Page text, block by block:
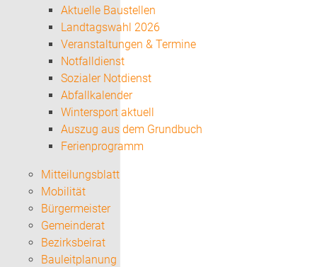
Aktuelle Baustellen
Landtagswahl 2026
Veranstaltungen & Termine
Notfalldienst
Sozialer Notdienst
Abfallkalender
Wintersport aktuell
Auszug aus dem Grundbuch
Ferienprogramm
Mitteilungsblatt
Mobilität
Bürgermeister
Gemeinderat
Bezirksbeirat
Bauleitplanung